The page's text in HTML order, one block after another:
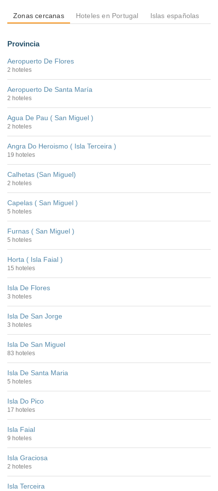
Zonas cercanas Hoteles en Portugal Islas españolas
Provincia
Aeropuerto De Flores
2 hoteles
Aeropuerto De Santa María
2 hoteles
Agua De Pau ( San Miguel )
2 hoteles
Angra Do Heroismo ( Isla Terceira )
19 hoteles
Calhetas (San Miguel)
2 hoteles
Capelas ( San Miguel )
5 hoteles
Furnas ( San Miguel )
5 hoteles
Horta ( Isla Faial )
15 hoteles
Isla De Flores
3 hoteles
Isla De San Jorge
3 hoteles
Isla De San Miguel
83 hoteles
Isla De Santa Maria
5 hoteles
Isla Do Pico
17 hoteles
Isla Faial
9 hoteles
Isla Graciosa
2 hoteles
Isla Terceira